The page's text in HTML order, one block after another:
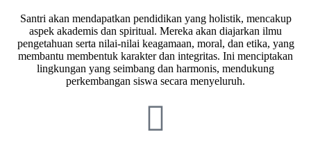
Santri akan mendapatkan pendidikan yang holistik, mencakup
aspek akademis dan spiritual. Mereka akan diajarkan ilmu
pengetahuan serta nilai-nilai keagamaan, moral, dan etika, yang
membantu membentuk karakter dan integritas. Ini menciptakan
lingkungan yang seimbang dan harmonis, mendukung
perkembangan siswa secara menyeluruh.